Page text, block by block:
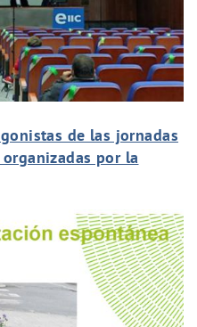
de las jornadas
por la